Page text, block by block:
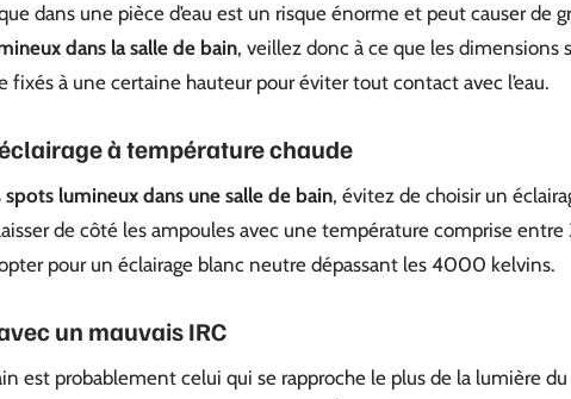
dans une pièce d’eau est un risque énorme et peut causer de
dans la salle de bain, veillez donc à ce que les dimensions
fixés à une certaine hauteur pour éviter tout contact avec l’eau.
à température chaude
spots lumineux dans une salle de bain, évitez de choisir un
de côté les ampoules avec une température comprise
pour un éclairage blanc neutre dépassant les 4000 kelvins.
un mauvais IRC
est probablement celui qui se rapproche le plus de la lumière